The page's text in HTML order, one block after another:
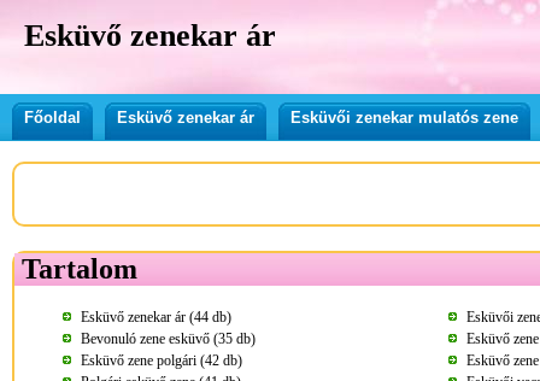
Esküvő zenekar ár
Főoldal Esküvő zenekar ár Esküvői zenekar mulatós zene
Tartalom
Esküvő zenekar ár (44 db)
Esküvői
Bevonuló zene esküvő (35 db)
Esküvő
Esküvő zene polgári (42 db)
Esküvő